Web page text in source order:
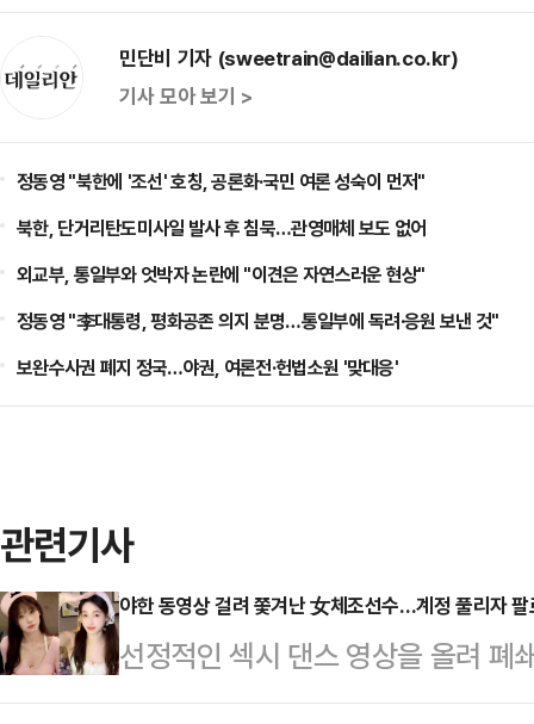
민단비 기자 (sweetrain@dailian.co.kr)
기사 모아 보기 >
정동영 "북한에 '조선' 호칭, 공론화·국민 여론 성숙이 먼저"
북한, 단거리탄도미사일 발사 후 침묵…관영매체 보도 없어
외교부, 통일부와 엇박자 논란에 "이견은 자연스러운 현상"
정동영 "李대통령, 평화공존 의지 분명…통일부에 독려·응원 보낸 것"
보완수사권 폐지 정국…야권, 여론전·헌법소원 '맞대응'
관련기사
야한 동영상 걸려 쫓겨난 女체조선수…계정 풀리자
선정적인 섹시 댄스 영상을 올려 폐
(SNS) 계정이 복원된 지 단 하루